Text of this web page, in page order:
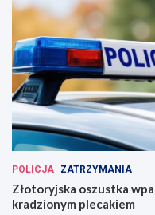
POLICJA ZATRZYMANIA
Złotoryjska oszustka
kradzionym plecakiem